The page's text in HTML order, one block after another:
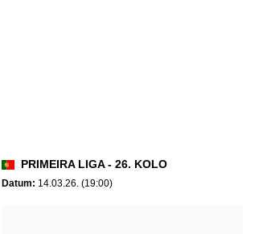
PRIMEIRA LIGA - 26. KOLO
Datum: 14.03.26. (19:00)